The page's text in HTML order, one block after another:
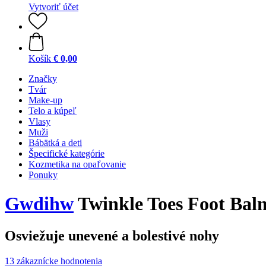
Vytvoriť účet
Košík € 0,00
Značky
Tvár
Make-up
Telo a kúpeľ
Vlasy
Muži
Bábätká a deti
Špecifické kategórie
Kozmetika na opaľovanie
Ponuky
GwdihwTwinkle Toes Foot
Osviežuje unevené a bolestivé nohy
13 zákaznícke hodnotenia